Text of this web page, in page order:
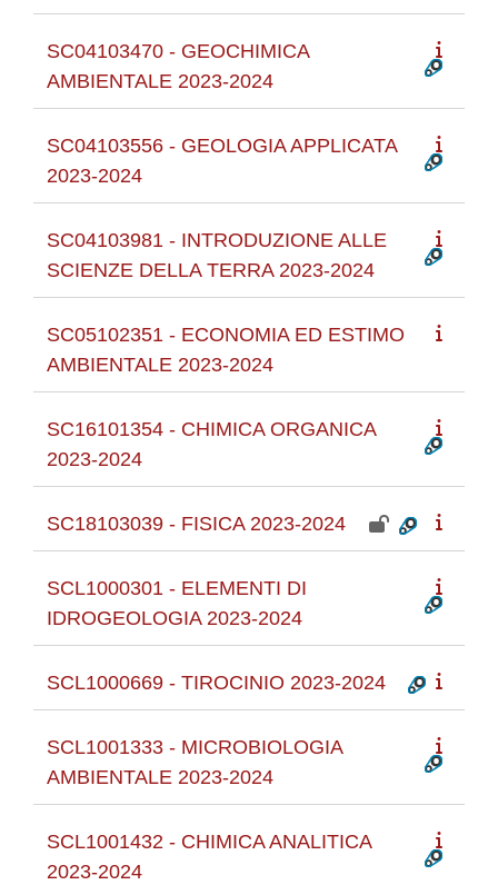
SC04103470 - GEOCHIMICA
AMBIENTALE 2023-2024
SC04103556 - GEOLOGIA APPLICATA
2023-2024
SC04103981 - INTRODUZIONE ALLE
SCIENZE DELLA TERRA 2023-2024
SC05102351 - ECONOMIA ED ESTIMO
AMBIENTALE 2023-2024
SC16101354 - CHIMICA ORGANICA
2023-2024
SC18103039 - FISICA 2023-2024
SCL1000301 - ELEMENTI DI
IDROGEOLOGIA 2023-2024
SCL1000669 - TIROCINIO 2023-2024
SCL1001333 - MICROBIOLOGIA
AMBIENTALE 2023-2024
SCL1001432 - CHIMICA ANALITICA
2023-2024